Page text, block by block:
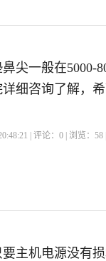
尖一般在5000-
细咨询了解，
| 评论：0 | 浏览：58
主机电源没有